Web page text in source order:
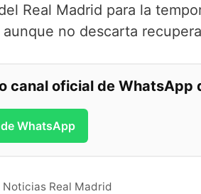
Real Madrid para la
no descarta
canal oficial de WhatsApp
WhatsApp
Noticias Real Madrid